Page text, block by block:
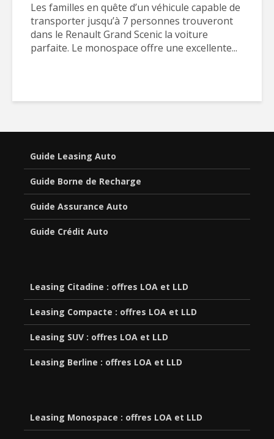
Les familles en quête d’un véhicule capable de
transporter jusqu’à 7 personnes trouveront
dans le Renault Grand Scenic la voiture
parfaite. Le monospace offre une excellente...
Guide Leasing Auto
Guide Borne de Recharge
Guide Assurance Auto
Guide Crédit Auto
Leasing Citadine : offres LOA et LLD
Leasing Compacte : offres LOA et LLD
Leasing SUV : offres LOA et LLD
Leasing Berline : offres LOA et LLD
Leasing Monospace : offres LOA et LLD